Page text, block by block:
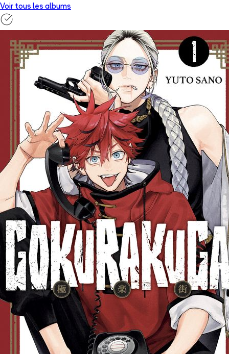
Voir tous les albums